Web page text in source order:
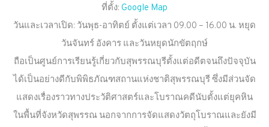
ที่ตั้ง: Google Map
วันและเวลาเปิด: วันพุธ-อาทิตย์ ตั้งแต่เวลา 09.00 – 16.00 น. หยุด
วันจันทร์ อังคาร และวันหยุดนักขัตฤกษ์
ถือเป็นศูนย์การเรียนรู้เกี่ยวกับสุพรรณบุรีตั้งแต่อดีตจนถึงปัจจุบัน
ได้เป็นอย่างดีกับพิพิธภัณฑสถานแห่งชาติสุพรรณบุรี ซึ่งมีส่วนจัด
แสดงเรื่องราวทางประวัติศาสตร์และโบราณคดีนับตั้งแต่ยุคหิน
ในพื้นที่จังหวัดสุพรรณ นอกจากการจัดแสดงวัตถุโบราณและยังมี